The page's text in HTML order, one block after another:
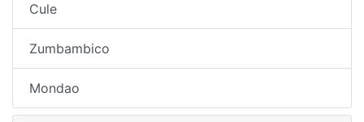
Cule
Zumbambico
Mondao